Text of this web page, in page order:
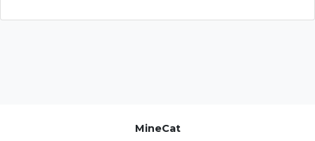
MineCat